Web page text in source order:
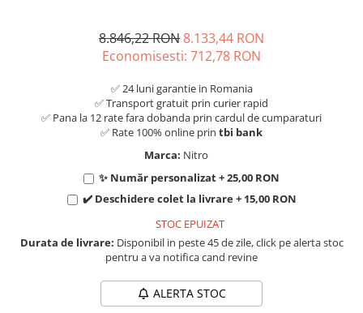
8.846,22 RON8.133,44 RON
Economisesti: 712,78 RON
✅ 24 luni garantie in Romania
✅ Transport gratuit prin curier rapid
✅ Pana la 12 rate fara dobanda prin cardul de cumparaturi
✅ Rate 100% online prin tbi bank
Marca: Nitro
✨ Număr personalizat + 25,00 RON
✔️ Deschidere colet la livrare + 15,00 RON
STOC EPUIZAT
Durata de livrare: Disponibil in peste 45 de zile, click pe alerta stoc
pentru a va notifica cand revine
ALERTA STOC